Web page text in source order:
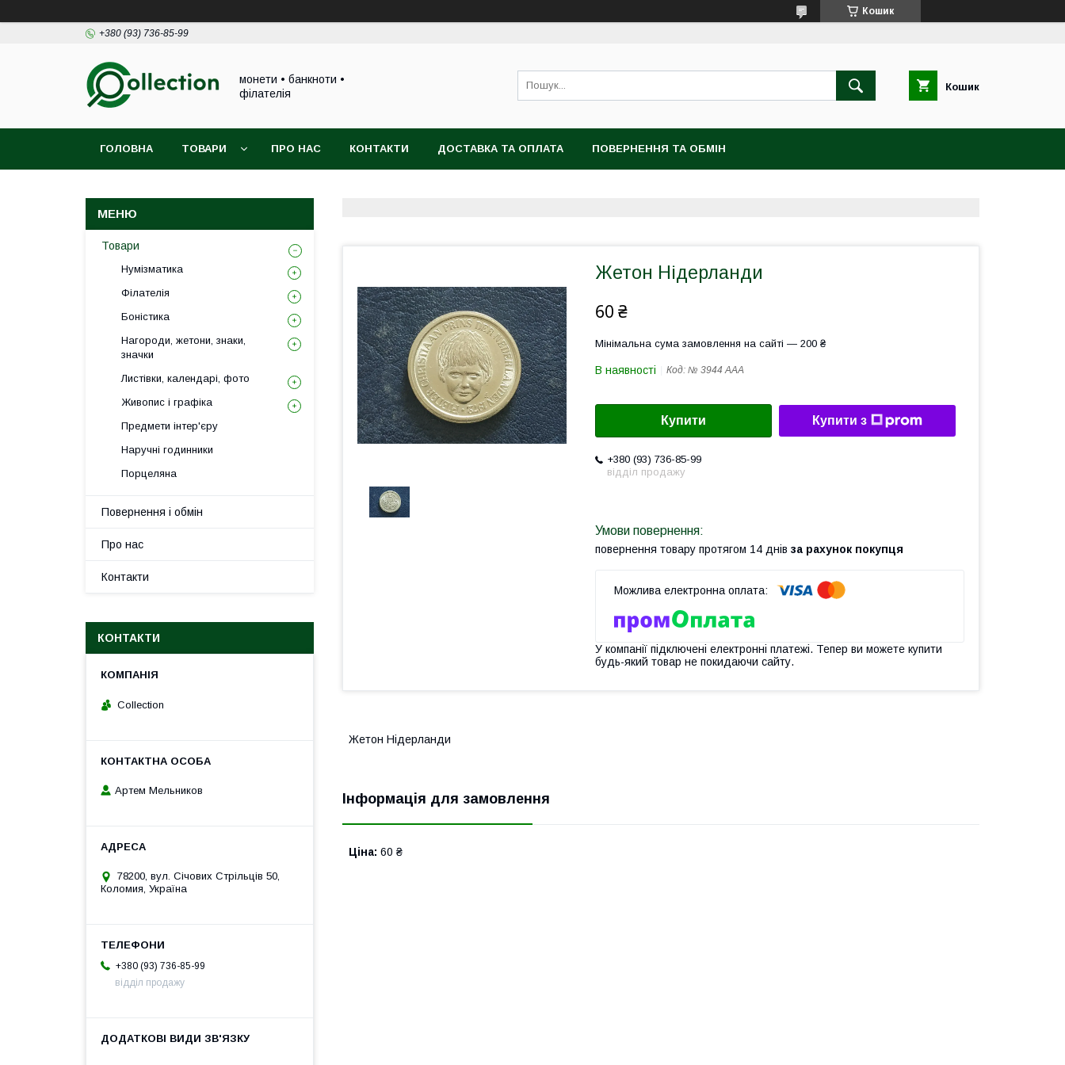
Кошик
+380 (93) 736-85-99
монети • банкноти •
філателія
Кошик
ГОЛОВНА ТОВАРИ ПРО НАС КОНТАКТИ ДОСТАВКА ТА ОПЛАТА ПОВЕРНЕННЯ ТА ОБМІН
Жетон Нідерланди
60 ₴
Мінімальна сума замовлення на сайті — 200 ₴
В наявності Код: № 3944 AAA
Купити Купити з
+380 (93) 736-85-99
відділ продажу
повернення товару протягом 14 днів за рахунок покупця
У компанії підключені електронні платежі. Тепер ви можете купити
будь-який товар не покидаючи сайту.
Жетон Нідерланди
Інформація для замовлення
Ціна: 60 ₴
Товари
Нумізматика
Філателія
Боністика
Нагороди, жетони, знаки,
значки
Листівки, календарі, фото
Живопис і графіка
Предмети інтер'єру
Наручні годинники
Порцеляна
Повернення і обмін
Про нас
Контакти
КОНТАКТИ
Collection
Артем Мельников
78200, вул. Січових Стрільців 50,
Коломия, Україна
+380 (93) 736-85-99
відділ продажу